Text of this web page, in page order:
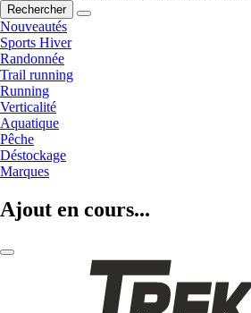
Rechercher
Nouveautés
Sports Hiver
Randonnée
Trail running
Running
Verticalité
Aquatique
Pêche
Déstockage
Marques
Ajout en cours...